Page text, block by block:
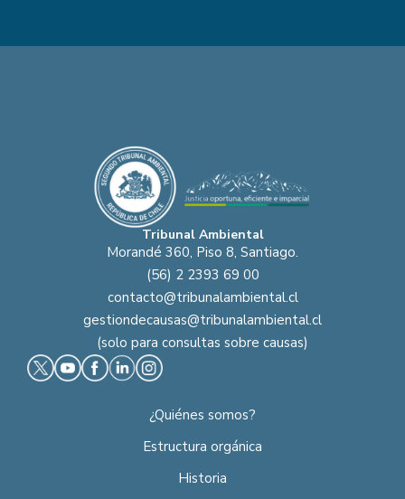
Tribunal Ambiental
Morandé 360, Piso 8, Santiago.
(56) 2 2393 69 00
contacto@tribunalambiental.cl
gestiondecausas@tribunalambiental.cl
(solo para consultas sobre causas)
¿Quiénes somos?
Estructura orgánica
Historia